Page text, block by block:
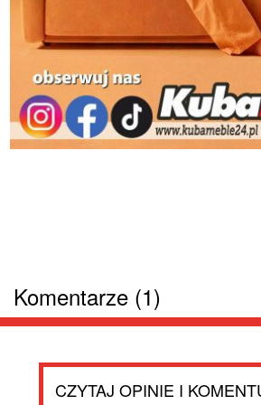
Komentarze (1)
CZYTAJ OPINIE I